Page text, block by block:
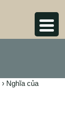
› Nghĩa của